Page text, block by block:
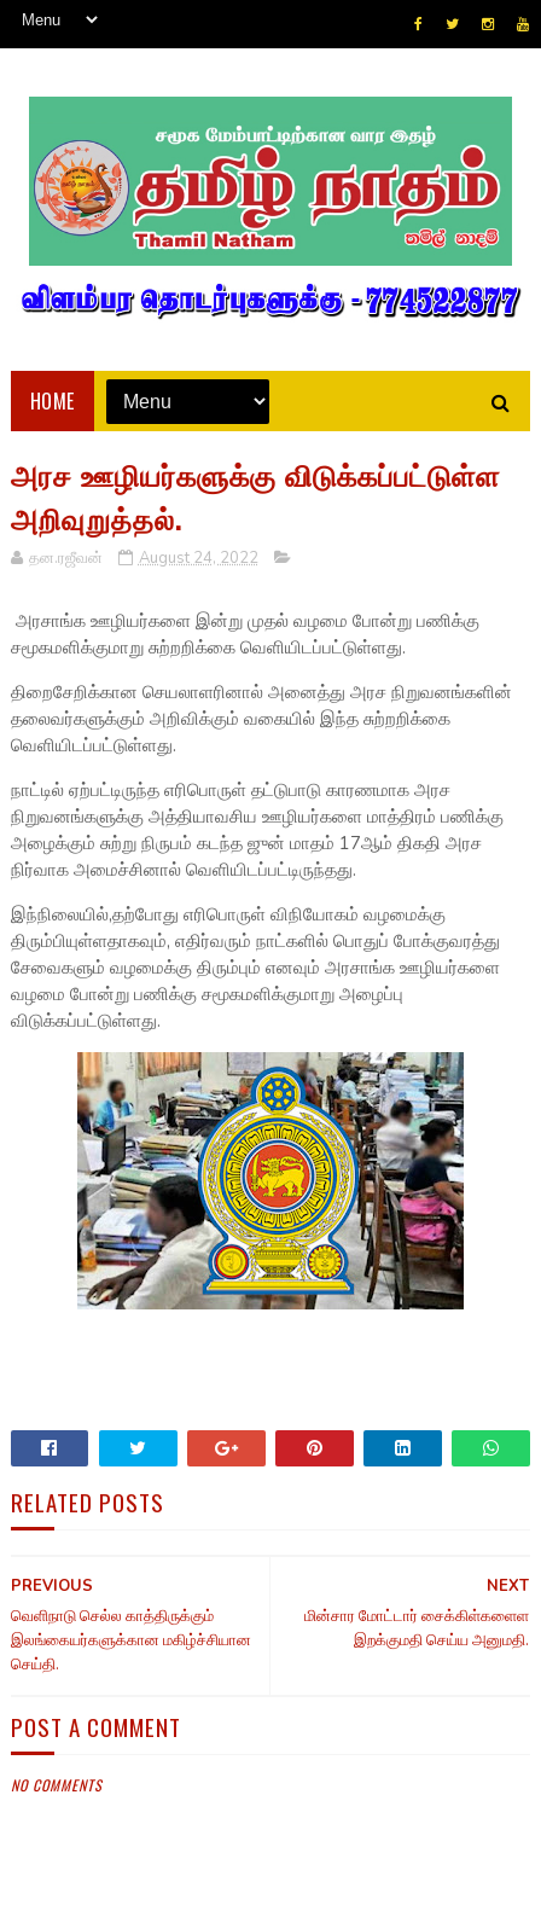
HOME
அரச ஊழியர்களுக்கு விடுக்கப்பட்டுள்ள
அறிவுறுத்தல்.
தன.ரஜீவன் August 24, 2022
அரசாங்க ஊழியர்களை இன்று முதல் வழமை போன்று பணிக்கு
சமூகமளிக்குமாறு சுற்றறிக்கை வெளியிடப்பட்டுள்ளது.
திறைசேறிக்கான செயலாளரினால் அனைத்து அரச நிறுவனங்களின்
தலைவர்களுக்கும் அறிவிக்கும் வகையில் இந்த சுற்றறிக்கை
வெளியிடப்பட்டுள்ளது.
நாட்டில் ஏற்பட்டிருந்த எரிபொருள் தட்டுபாடு காரணமாக அரச
நிறுவனங்களுக்கு அத்தியாவசிய ஊழியர்களை மாத்திரம் பணிக்கு
அழைக்கும் சுற்று நிருபம் கடந்த ஜுன் மாதம் 17ஆம் திகதி அரச
நிர்வாக அமைச்சினால் வெளியிடப்பட்டிருந்தது.
இந்நிலையில்,தற்போது எரிபொருள் விநியோகம் வழமைக்கு
திரும்பியுள்ளதாகவும், எதிர்வரும் நாட்களில் பொதுப் போக்குவரத்து
சேவைகளும் வழமைக்கு திரும்பும் எனவும் அரசாங்க ஊழியர்களை
வழமை போன்று பணிக்கு சமூகமளிக்குமாறு அழைப்பு
விடுக்கப்பட்டுள்ளது.
RELATED POSTS
NEXT
மின்சார மோட்டார் சைக்கிள்களைள
இறக்குமதி செய்ய அனுமதி.
PREVIOUS
வெளிநாடு செல்ல காத்திருக்கும்
இலங்கையர்களுக்கான மகிழ்ச்சியான
செய்தி.
POST A COMMENT
NO COMMENTS